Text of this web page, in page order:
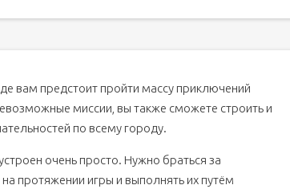
вам предстоит пройти массу приключений
миссии, вы также сможете строить и
по всему городу.
очень просто. Нужно браться за
протяжении игры и выполнять их путём